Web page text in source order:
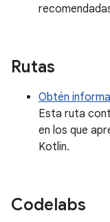
Rutas
Obtén
Esta ruta
en los que
Kotlin.
Codelabs